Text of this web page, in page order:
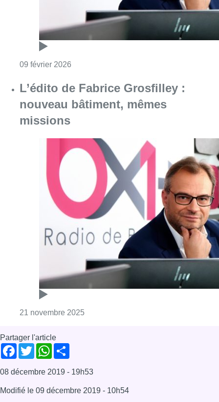
09 février 2026
L’édito de Fabrice Grosfilley :
nouveau bâtiment, mêmes
missions
21 novembre 2025Consulter l'article "L’édito de Fabrice
Partager l'article
Facebook
TwitterWhatsApp
08 décembre 2019 - 19h53
Modifié le 09 décembre 2019 - 10h54